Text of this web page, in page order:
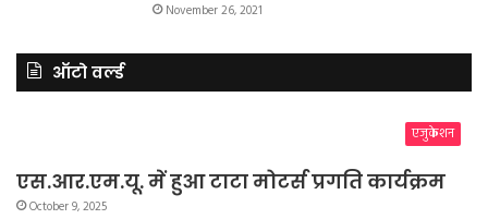
November 26, 2021
ऑटो वर्ल्ड
एजुकेशन
एस.आर.एम.यू. में हुआ टाटा मोटर्स प्रगति कार्यक्रम
October 9, 2025